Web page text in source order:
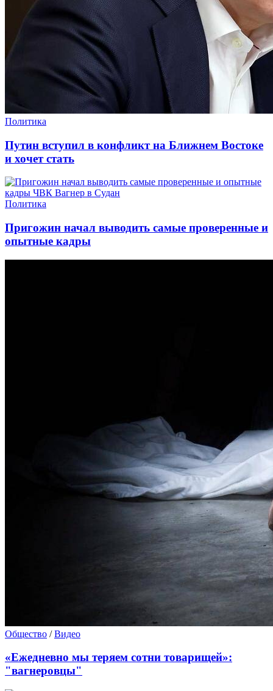
Политика
Путин вступил в конфликт на Ближнем Востоке
и хочет стать
Политика
Пригожин начал выводить самые проверенные и
опытные кадры
Общество /Видео
«Ежедневно мы теряем сотни товарищей»:
"вагнеровцы"